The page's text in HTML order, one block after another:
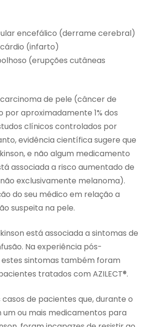
encefálico (derrame cerebral)
(infarto)
(erupções cutâneas
de pele (câncer de
aproximadamente 1% dos
clínicos controlados por
evidência científica sugere que
e não algum medicamento
associada a risco aumentado de
exclusivamente melanoma).
do seu médico em relação a
suspeita na pele.
está associada a sintomas de
Na experiência pós-
sintomas também foram
tratados com AZILECT®.
de pacientes que, durante o
ou mais medicamentos para